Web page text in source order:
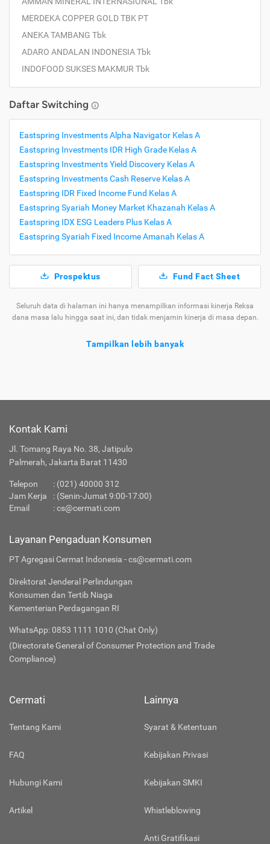
MERDEKA COPPER GOLD TBK PT
ANEKA TAMBANG Tbk
ADARO ANDALAN INDONESIA Tbk
INDOFOOD SUKSES MAKMUR Tbk
Daftar Switching
Eastspring Investments Alpha Navigator Kelas A
Eastspring Investments IDR High Grade Kelas A
Eastspring Investments Yield Discovery Kelas A
Eastspring Investments Cash Reserve Kelas A
Eastspring IDR Fixed Income Fund Kelas A
Eastspring Syariah Money Market Khazanah Kelas A
Eastspring IDX ESG Leaders Plus Kelas A
Eastspring Syariah Fixed Income Amanah Kelas A
Prospektus Fund Fact Sheet
Seluruh data di halaman ini hanya menampilkan informasi kinerja Reksa
dana masa lalu hingga saat ini, dan tidak menjamin kinerja di masa depan.
Tampilkan lebih banyak
Value Discovery Kelas A
Jenis
Apakah Layanan Reksa Dana di Cermati Aman?
Produk Investasi Lainnya
Kontak Kami
Jl. Tomang Raya No. 38, Jatipulo
Palmerah, Jakarta Barat 11430
Telepon : (021) 40000 312
Jam Kerja
: (Senin-Jumat 9:00-17:00)
Email
:cs@cermati.com
Layanan Pengaduan Konsumen
PT Agregasi Cermat Indonesia - cs@cermati.com
Direktorat Jenderal Perlindungan
Konsumen dan Tertib Niaga
Kementerian Perdagangan RI
WhatsApp: 0853 1111 1010 (Chat Only)
(Directorate General of Consumer Protection and Trade
Compliance)
Cermati
Tentang Kami
FAQ
Hubungi Kami
Artikel
Lainnya
Syarat & Ketentuan
Kebijakan Privasi
Kebijakan SMKI
Whistleblowing
Anti Gratifikasi